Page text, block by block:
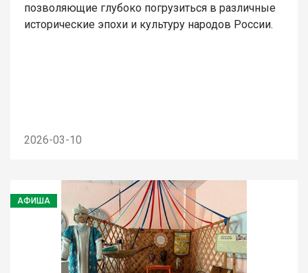
позволяющие глубоко погрузиться в различные
исторические эпохи и культуру народов России.
2026-03-10
АФИША